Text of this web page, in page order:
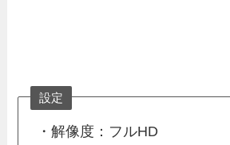
設定
・解像度：フルHD